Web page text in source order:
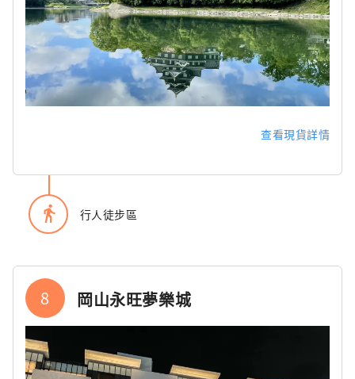
查看現貨詳情
directions_walk 行人徒步區
8 岡山永旺夢樂城